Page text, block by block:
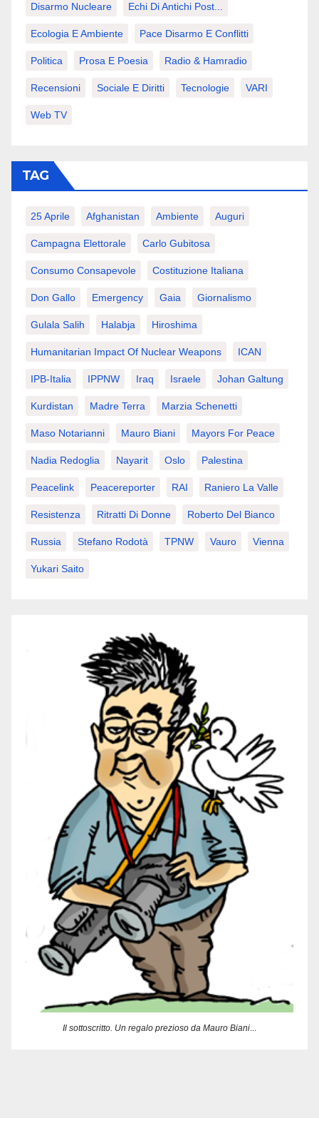
Disarmo Nucleare Echi Di Antichi Post...
Ecologia E Ambiente Pace Disarmo E Conflitti
Politica Prosa E Poesia Radio & Hamradio
Recensioni Sociale E Diritti Tecnologie VARI
Web TV
TAG
25 Aprile Afghanistan Ambiente Auguri
Campagna Elettorale Carlo Gubitosa
Consumo Consapevole Costituzione Italiana
Don Gallo Emergency Gaia Giornalismo
Gulala Salih Halabja Hiroshima
Humanitarian Impact Of Nuclear Weapons ICAN
IPB-Italia IPPNW Iraq Israele Johan Galtung
Kurdistan Madre Terra Marzia Schenetti
Maso Notarianni Mauro Biani Mayors For Peace
Nadia Redoglia Nayarit Oslo Palestina
Peacelink Peacereporter RAI Raniero La Valle
Resistenza Ritratti Di Donne Roberto Del Bianco
Russia Stefano Rodotà TPNW Vauro Vienna
Yukari Saito
Il sottoscritto. Un regalo prezioso da Mauro Biani...